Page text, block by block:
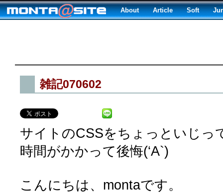
About Article Soft
雑記070602
サイトのCSSをちょっといじっ
時間がかかって後悔(‘A`)
こんにちは、montaです。